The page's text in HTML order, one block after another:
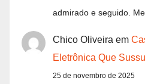
admirado e seguido.
Chico Oliveira em
Eletrônica Que
25 de novembro de 2025